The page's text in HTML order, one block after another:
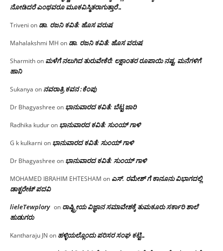
ನೋಡಿದರೆ ಎಂಥವರೂ ಮೂಕವಿಸ್ಮಿತರಾಗುತ್ತಾರೆ…
Triveni on ಡಾ. ರಜನಿ ಕವಿತೆ: ಹೊಸ ವರುಷ
Mahalakshmi MH on ಡಾ. ರಜನಿ ಕವಿತೆ: ಹೊಸ ವರುಷ
Sharmithon ಮಳೆಗೆ ನಲುಗಿದ ತುರುವೇಕೆರೆ: ಲಕ್ಷಾಂತರ ರೂಪಾಯಿ ನಷ್ಟ, ಮನೆಗಳಿಗೆ
ಹಾನಿ
Sukanya on ನವರಾತ್ರಿ ಕವನ :ಕೆಂಪು
Dr Bhagyashree on ಭಾನುವಾರದ ಕವಿತೆ: ಬೆಟ್ಟ ಜಾರಿ
Radhika kuduron ಭಾನುವಾರದ ಕವಿತೆ: ಸುಂಯ್ ಗಾಳಿ
G k kulkarni on ಭಾನುವಾರದ ಕವಿತೆ: ಸುಂಯ್ ಗಾಳಿ
Dr Bhagyashree on ಭಾನುವಾರದ ಕವಿತೆ: ಸುಂಯ್ ಗಾಳಿ
MOHAMED IBRAHIM EHTESHAM on ಎಸ್. ರಮೇಶ್ ಗೆ ಕಾನೂನು ವಿಭಾಗದಲ್ಲಿ
ಡಾಕ್ಟರೇಟ್ ಪದವಿ
lieleTewplory on ರಾಷ್ಟ್ರೀಯ ವಿಜ್ಞಾನ ಸಮಾವೇಶಕ್ಕೆ‌ ತುಮಕೂರು ಸರ್ಕಾರಿ ಶಾಲೆ
ಹುಡುಗರು
Kantharaju JN on ಹಳ್ಳಿಯಲ್ಲೊಂದು ಪರಿಸರ ಸಂಘ ಕಟ್ಟಿ…